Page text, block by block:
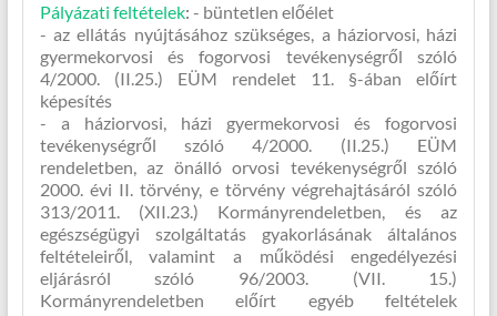
Pályázati feltételek: - büntetlen előélet
- az ellátás nyújtásához szükséges, a háziorvosi, házi
gyermekorvosi és fogorvosi tevékenységről szóló
4/2000. (II.25.) EÜM rendelet 11. §-ában előírt
képesítés
- a háziorvosi, házi gyermekorvosi és fogorvosi
tevékenységről szóló 4/2000. (II.25.) EÜM
rendeletben, az önálló orvosi tevékenységről szóló
2000. évi II. törvény, e törvény végrehajtásáról szóló
313/2011. (XII.23.) Kormányrendeletben, és az
egészségügyi szolgáltatás gyakorlásának általános
feltételeiről, valamint a működési engedélyezési
eljárásról szóló 96/2003. (VII. 15.)
Kormányrendeletben előírt egyéb feltételek